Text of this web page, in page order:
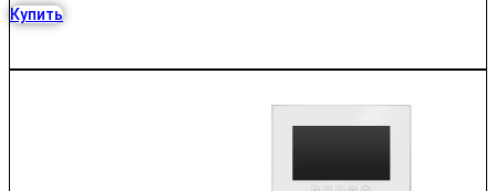
Купить